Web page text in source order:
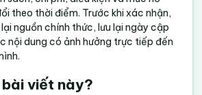
theo thời điểm. Trước khi xác nhận,
nguồn chính thức, lưu lại ngày cập
nội dung có ảnh hưởng trực tiếp đến
viết này?